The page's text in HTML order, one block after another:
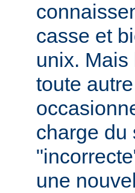
casse et
unix.
toute
charge du
une